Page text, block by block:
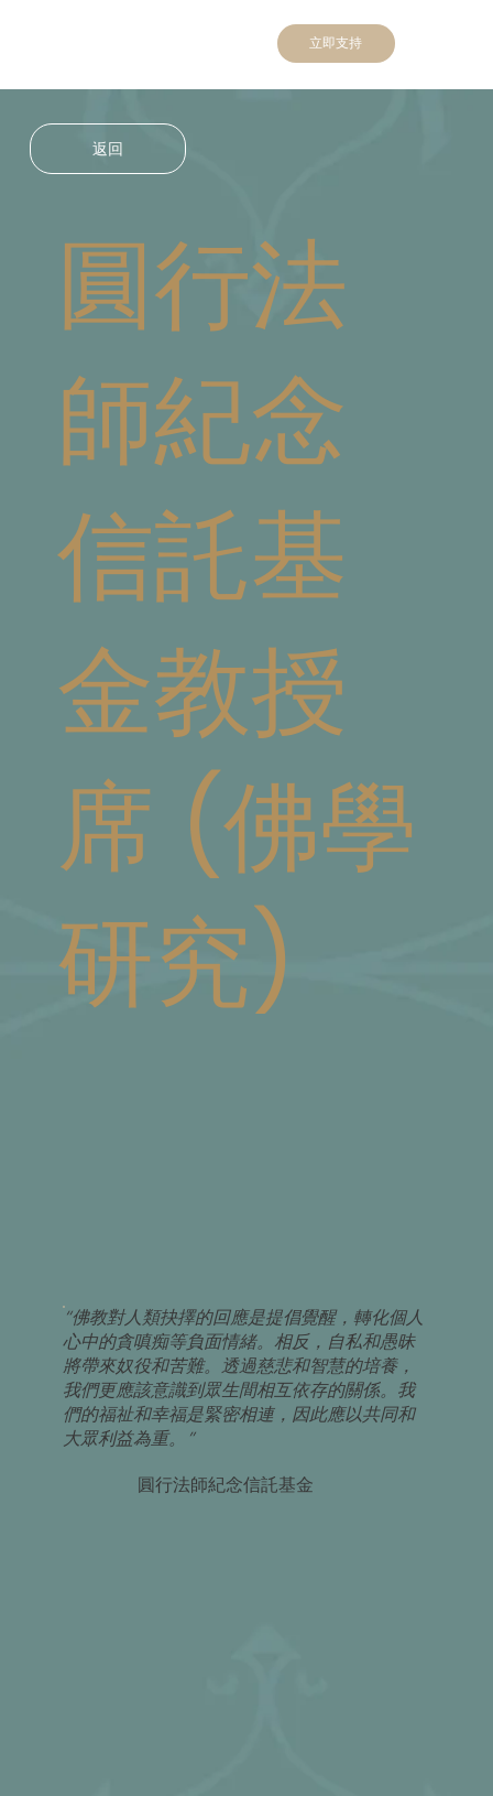
立即支持
“佛教對人類抉擇的回應是提倡覺醒，轉化個人
心中的貪嗔痴等負面情緒。相反，自私和愚昧
將帶來奴役和苦難。透過慈悲和智慧的培養，
我們更應該意識到眾生間相互依存的關係。我
們的福祉和幸福是緊密相連，因此應以共同和
大眾利益為重。”
圓行法師紀念信託基金
圓行法
師紀念
信託基
金教授
席 (佛學
研究)
返回